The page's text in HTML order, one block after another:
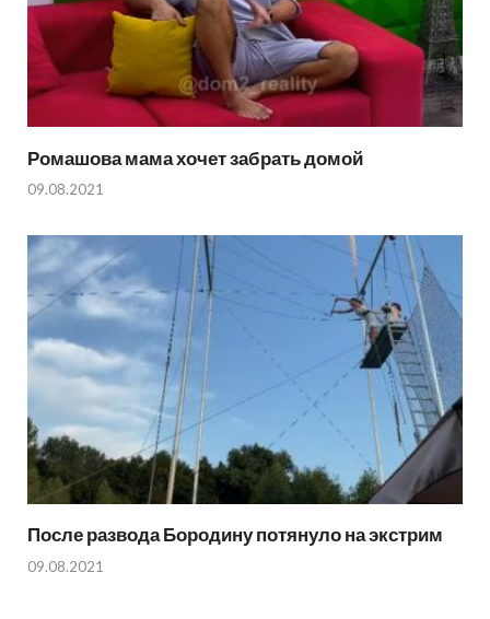
Ромашова мама хочет забрать домой
09.08.2021
После развода Бородину потянуло на экстрим
09.08.2021